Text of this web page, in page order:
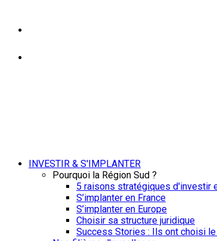
INVESTIR & S'IMPLANTER
Pourquoi la Région Sud ?
5 raisons stratégiques d'investir
S’implanter en France
S’implanter en Europe
Choisir sa structure juridique
Success Stories : Ils ont choisi le